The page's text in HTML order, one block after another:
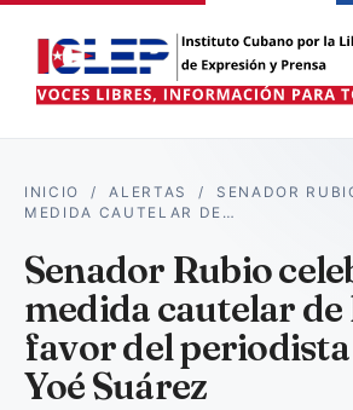
INICIO /ALERTAS / SENADOR
MEDIDA CAUTELAR DE…
Senador Rubio
medida cautelar de
favor del
Yoé Suárez